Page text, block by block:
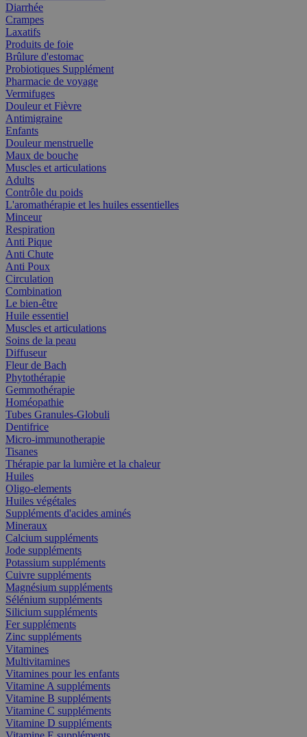
Diarrhée
Crampes
Laxatifs
Produits de foie
Brûlure d'estomac
Probiotiques Supplément
Pharmacie de voyage
Vermifuges
Douleur et Fièvre
Antimigraine
Enfants
Douleur menstruelle
Maux de bouche
Muscles et articulations
Adults
Contrôle du poids
L'aromathérapie et les huiles essentielles
Minceur
Respiration
Anti Pique
Anti Chute
Anti Poux
Circulation
Combination
Le bien-être
Huile essentiel
Muscles et articulations
Soins de la peau
Diffuseur
Fleur de Bach
Phytothérapie
Gemmothérapie
Homéopathie
Tubes Granules-Globuli
Dentifrice
Micro-immunotherapie
Tisanes
Thérapie par la lumière et la chaleur
Huiles
Oligo-elements
Huiles végétales
Suppléments d'acides aminés
Mineraux
Calcium suppléments
Jode suppléments
Potassium suppléments
Cuivre suppléments
Magnésium suppléments
Sélénium suppléments
Silicium suppléments
Fer suppléments
Zinc suppléments
Vitamines
Multivitamines
Vitamines pour les enfants
Vitamine A suppléments
Vitamine B suppléments
Vitamine C suppléments
Vitamine D suppléments